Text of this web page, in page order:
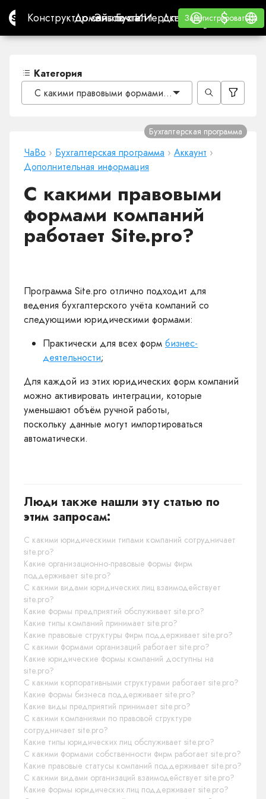
Site.proКонструктор сайтов с ИИ
Конструктор сайтов с ИИ
Домены
ДоменыЭл. почта
Эл. почта
Бухгалтерская программа
Бухгалтерская программа
Для
Для Реселлеров
ВАЙТ ЛЕЙБЛ
Обучение
Обучение
Зарегистрироваться
Зарегистрироваться
Войти $
$
Категория
С какими правовыми формами компаний работает
ЧаВо › Бухгалтерская программа › Аккаунт ›
Дополнительная информация
Бухгалтерская программа
С какими правовыми
формами компаний
работает Site.pro?
Программа Site.pro отлично подходит для
ведения бухгалтерского учёта компаний со
следующими юридическими формами:
Практически для всех форм бизнес-
деятельности;
Для каждой из этих юридических форм компаний
можно активировать интеграции, которые
уменьшают объём ручной работы,
поскольку данные могут импортироваться
автоматически.
Люди также нашли эту статью по
этим запросам:
С какими юридическими типами компаний сотрудничает
site.pro?
Какие организационно-правовые формы фирм
поддерживает site.pro?
С какими видами юридических лиц взаимодействует
site.pro?
Какие формы предприятий обслуживает site.pro?
Какие типы компаний принимает site.pro?
Какие правовые структуры фирм поддерживает site.pro?
С какими формами организаций работает site.pro?
Какие юридические формы компаний доступны на
site.pro?
С какими корпоративными структурами работает site.pro?
Какие формы бизнеса поддерживает site.pro?
Какие виды предприятий принимает site.pro?
С какими компаниями по правовой структуре
сотрудничает site.pro?
Какие типы юридических лиц обслуживает site.pro?
С какими формами собственности фирм работает site.pro?
Какие правовые статусы компаний поддерживает site.pro?
С какими видами организаций взаимодействует site.pro?
Какие формы юридических лиц поддерживает site.pro?